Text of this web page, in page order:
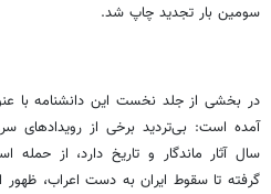
سومین بار تجدید چاپ شد.
در بخشی از جلد نخست این دانشنامه با
آمده است: بی‌تردید برخی از رویدادهای
سال آثار ماندگار و تاریخ دارد، از
گرفته تا سقوط ایران به دست اعراب،